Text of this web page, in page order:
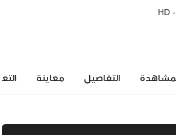
HD
التفاصيل معاينة